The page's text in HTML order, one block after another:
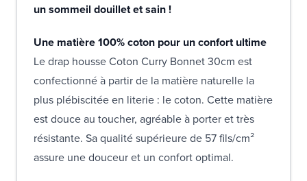
un sommeil douillet et sain !
Une matière 100% coton pour un confort ultime
Le drap housse Coton Curry Bonnet 30cm est
confectionné à partir de la matière naturelle la
plus plébiscitée en literie : le coton. Cette matière
est douce au toucher, agréable à porter et très
résistante. Sa qualité supérieure de 57 fils/cm²
assure une douceur et un confort optimal.